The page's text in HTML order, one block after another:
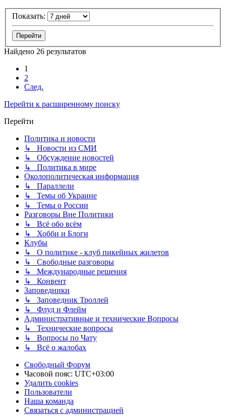
Показать:
Найдено 26 результатов
1
2
След.
Перейти к расширенному поиску
Перейти
Политика и новости
↳ Новости из СМИ
↳ Обсуждение новостей
↳ Политика в мире
Околополитическая информация
↳ Параллели
↳ Темы об Украине
↳ Темы о России
Разговоры Вне Политики
↳ Всё обо всём
↳ Хобби и Блоги
Клубы
↳ О политике - клуб пикейных жилетов
↳ Свободные разговоры
↳ Международные решения
↳ Конвент
Заповедники
↳ Заповедник Троллей
↳ Флуд и Флейм
Административные и технические Вопросы
↳ Технические вопросы
↳ Вопросы по Чату
↳ Всё о жалобах
Свободный Форум
Часовой пояс: UTC+03:00
Удалить cookies
Пользователи
Наша команда
Связаться с администрацией